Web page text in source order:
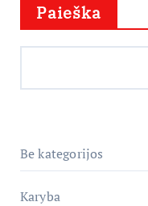
Paieška
Be kategorijos
Karyba